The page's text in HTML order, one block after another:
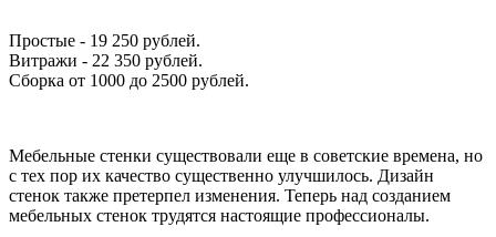
Простые - 19 250 рублей.
Витражи - 22 350 рублей.
Сборка от 1000 до 2500 рублей.
Мебельные стенки существовали еще в советские времена, но
с тех пор их качество существенно улучшилось. Дизайн
стенок также претерпел изменения. Теперь над созданием
мебельных стенок трудятся настоящие профессионалы.